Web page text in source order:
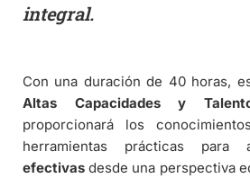
integral.
Con una duración de 40 horas,
Altas Capacidades y
proporcionará los
herramientas prácticas para
efectivasdesde una perspectiva